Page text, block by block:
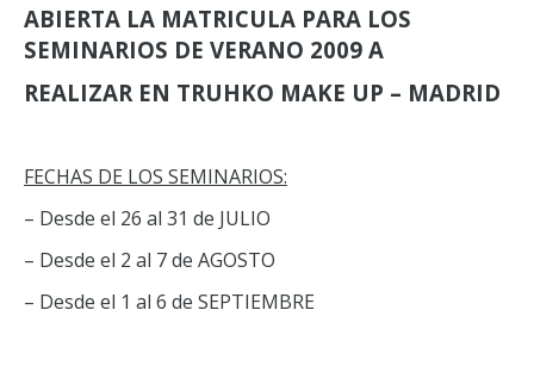
ABIERTA LA MATRICULA PARA LOS
SEMINARIOS DE VERANO 2009 A
REALIZAR EN TRUHKO MAKE UP – MADRID
FECHAS DE LOS SEMINARIOS:
– Desde el 26 al 31 de JULIO
– Desde el 2 al 7 de AGOSTO
– Desde el 1 al 6 de SEPTIEMBRE